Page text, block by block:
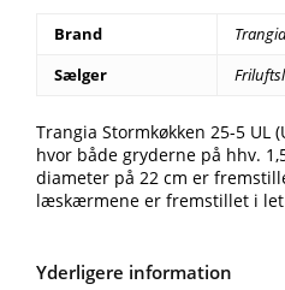
Brand
Trangia
Sælger
Trangia Stormkøkken 25-5
hvor både gryderne på hhv.
diameter på 22 cm er
læskærmene er fremstillet i
Yderligere information